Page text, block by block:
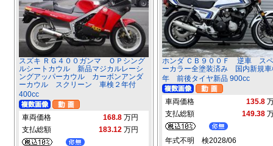
スズキ ＲＧ４００ガンマ ＯＰシング
ルシートカウル 新品マジカルレーシ
ングアッパーカウル カーボンアンダ
ーカウル スクリーン 車検２年付
400cc
車両価格 168.8 万円
支払総額
183.12 万円
ホンダ ＣＢ９００Ｆ 逆車 ス
ーカラー全塗装済み 国内新規車
年 前後タイヤ新品 900cc
車両価格 135.8
支払総額
149.38
年式不明 検2028/06